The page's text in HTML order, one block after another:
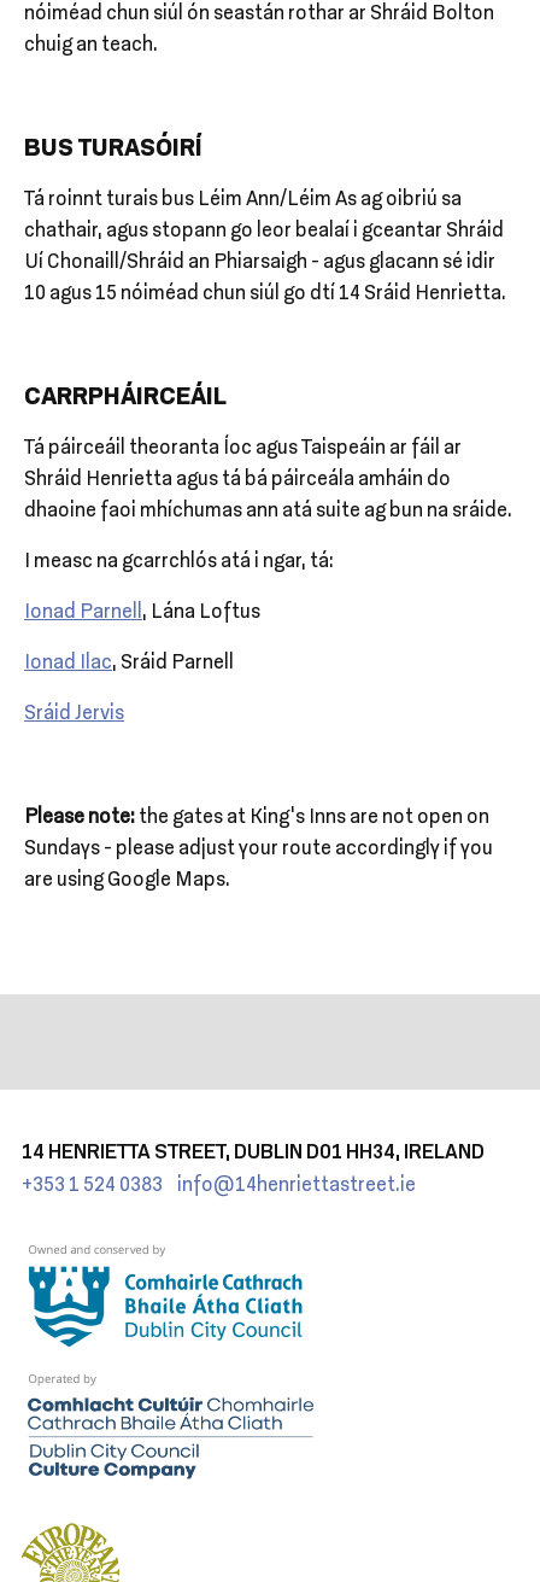
nóiméad chun siúl ón seastán rothar ar Shráid Bolton
chuig an teach.
BUS TURASÓIRÍ
Tá roinnt turais bus Léim Ann/Léim As ag oibriú sa
chathair, agus stopann go leor bealaí i gceantar Shráid
Uí Chonaill/Shráid an Phiarsaigh - agus glacann sé idir
10 agus 15 nóiméad chun siúl go dtí 14 Sráid Henrietta.
CARRPHÁIRCEÁIL
Tá páirceáil theoranta Íoc agus Taispeáin ar fáil ar
Shráid Henrietta agus tá bá páirceála amháin do
dhaoine faoi mhíchumas ann atá suite ag bun na sráide.
I measc na gcarrchlós atá i ngar, tá:
Ionad Parnell, Lána Loftus
Ionad Ilac, Sráid Parnell
Sráid Jervis
Please note: the gates at King's Inns are not open on
Sundays - please adjust your route accordingly if you
are using Google Maps.
14 HENRIETTA STREET, DUBLIN D01 HH34, IRELAND
+353 1 524 0383
info@14henriettastreet.ie